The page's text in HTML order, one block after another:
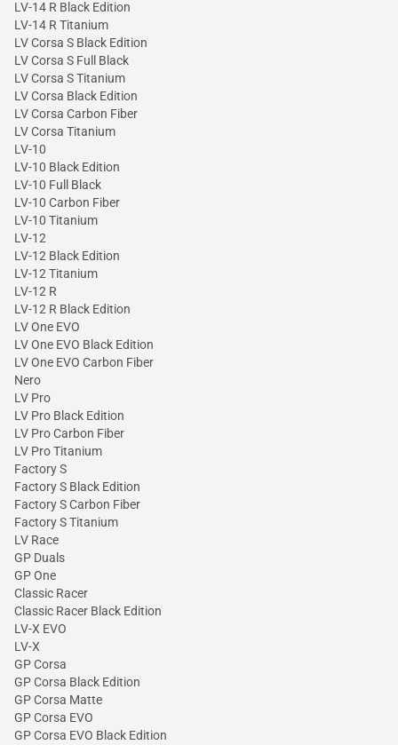
LV-14 R Black Edition
LV-14 R Titanium
LV Corsa S Black Edition
LV Corsa S Full Black
LV Corsa S Titanium
LV Corsa Black Edition
LV Corsa Carbon Fiber
LV Corsa Titanium
LV-10
LV-10 Black Edition
LV-10 Full Black
LV-10 Carbon Fiber
LV-10 Titanium
LV-12
LV-12 Black Edition
LV-12 Titanium
LV-12 R
LV-12 R Black Edition
LV One EVO
LV One EVO Black Edition
LV One EVO Carbon Fiber
Nero
LV Pro
LV Pro Black Edition
LV Pro Carbon Fiber
LV Pro Titanium
Factory S
Factory S Black Edition
Factory S Carbon Fiber
Factory S Titanium
LV Race
GP Duals
GP One
Classic Racer
Classic Racer Black Edition
LV-X EVO
LV-X
GP Corsa
GP Corsa Black Edition
GP Corsa Matte
GP Corsa EVO
GP Corsa EVO Black Edition